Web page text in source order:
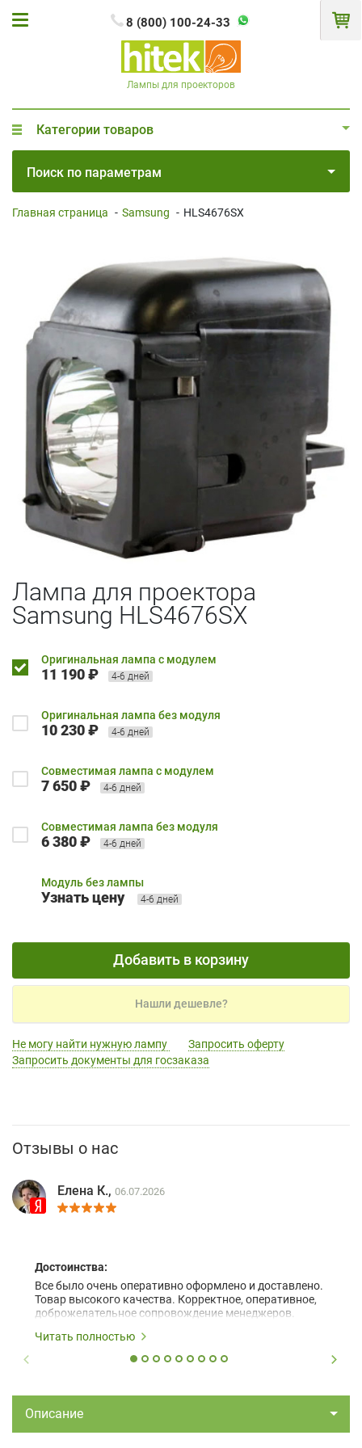
8 (800) 100-24-33
Лампы для проекторов
Категории товаров
Поиск по параметрам
Главная страница - Samsung - HLS4676SX
Лампа для проектора
Samsung HLS4676SX
Оригинальная лампа с модулем
11 190 ₽ 4-6 дней
Оригинальная лампа без модуля
10 230 ₽ 4-6 дней
Совместимая лампа с модулем
7 650 ₽ 4-6 дней
Совместимая лампа без модуля
6 380 ₽ 4-6 дней
Модуль без лампы
Узнать цену 4-6 дней
Добавить в корзину
Нашли дешевле?
Не могу найти нужную лампу
Запросить оферту
Запросить документы для госзаказа
Отзывы о нас
Елена К., 06.07.2026
Достоинства:
Все было очень оперативно оформлено и доставлено.
Товар высокого качества. Корректное, оперативное,
доброжелательное сопровождение менеджеров.
Читать полностью
Описание